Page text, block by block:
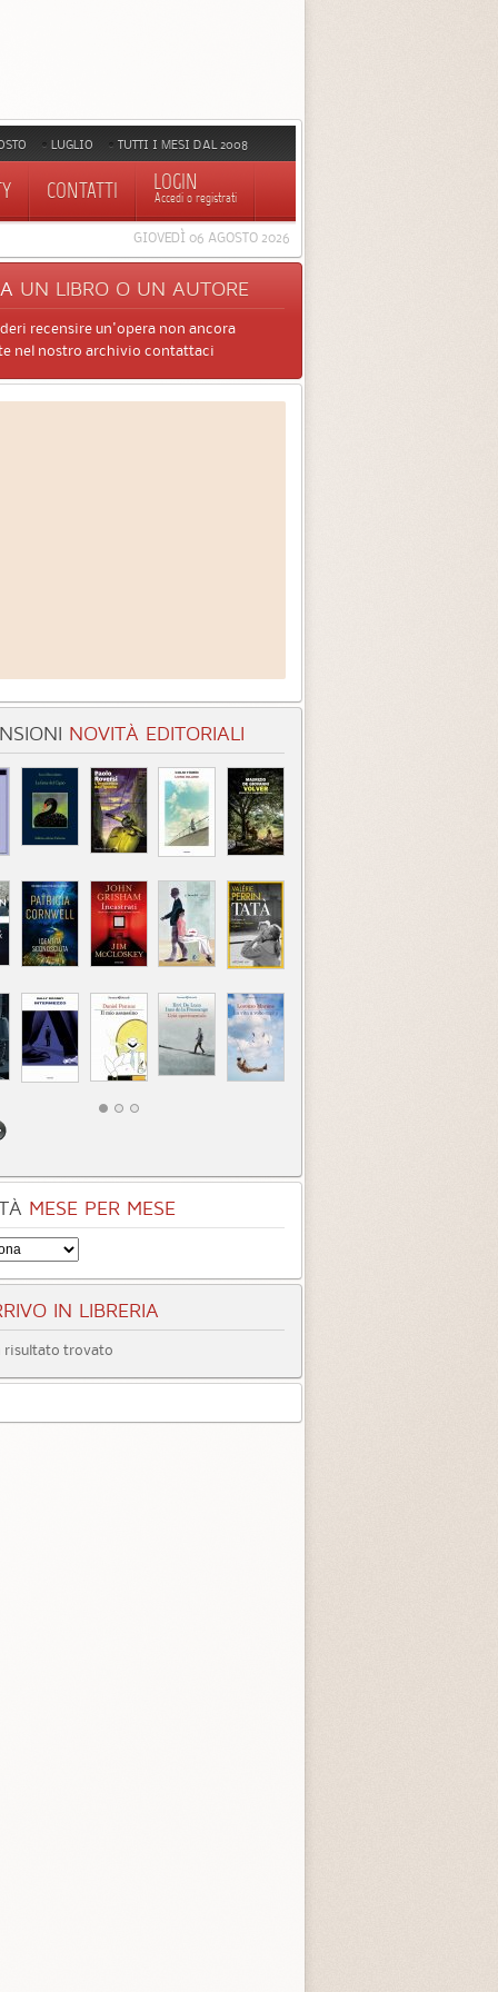
LUGLIO TUTTI I MESI DAL 2008
CONTATTI LOGIN
Accedi o registrati
GIOVEDÌ 06 AGOSTO 2026
UN LIBRO O UN AUTORE
recensire un'opera non ancora
nel nostro archivio contattaci
NOVITÀ EDITORIALI
MESE PER MESE
IN LIBRERIA
risultato trovato